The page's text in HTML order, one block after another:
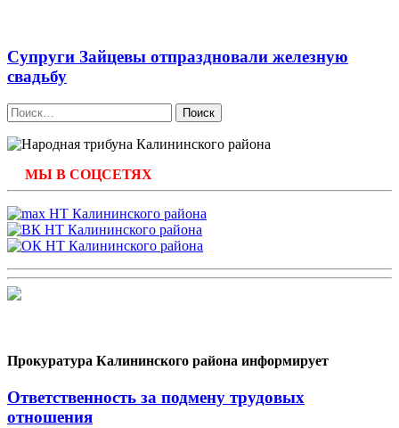
Супруги Зайцевы отпраздновали железную
свадьбу
Найти:
МЫ В СОЦСЕТЯХ
Прокуратура Калининского района информирует
Ответственность за подмену трудовых
отношения